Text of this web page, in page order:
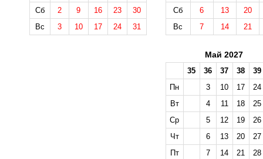
Сб
2 9 16 23
30
Вс
3 10 17 24 31
Сб
6 13
20
Вс
7 14 21
Май 2027
35 36 37 38
39
Пн
3 10 17
24
Вт
4 11 18
25
Ср
5 12 19
26
Чт
6 13 20
27
Пт
7 14 21
28